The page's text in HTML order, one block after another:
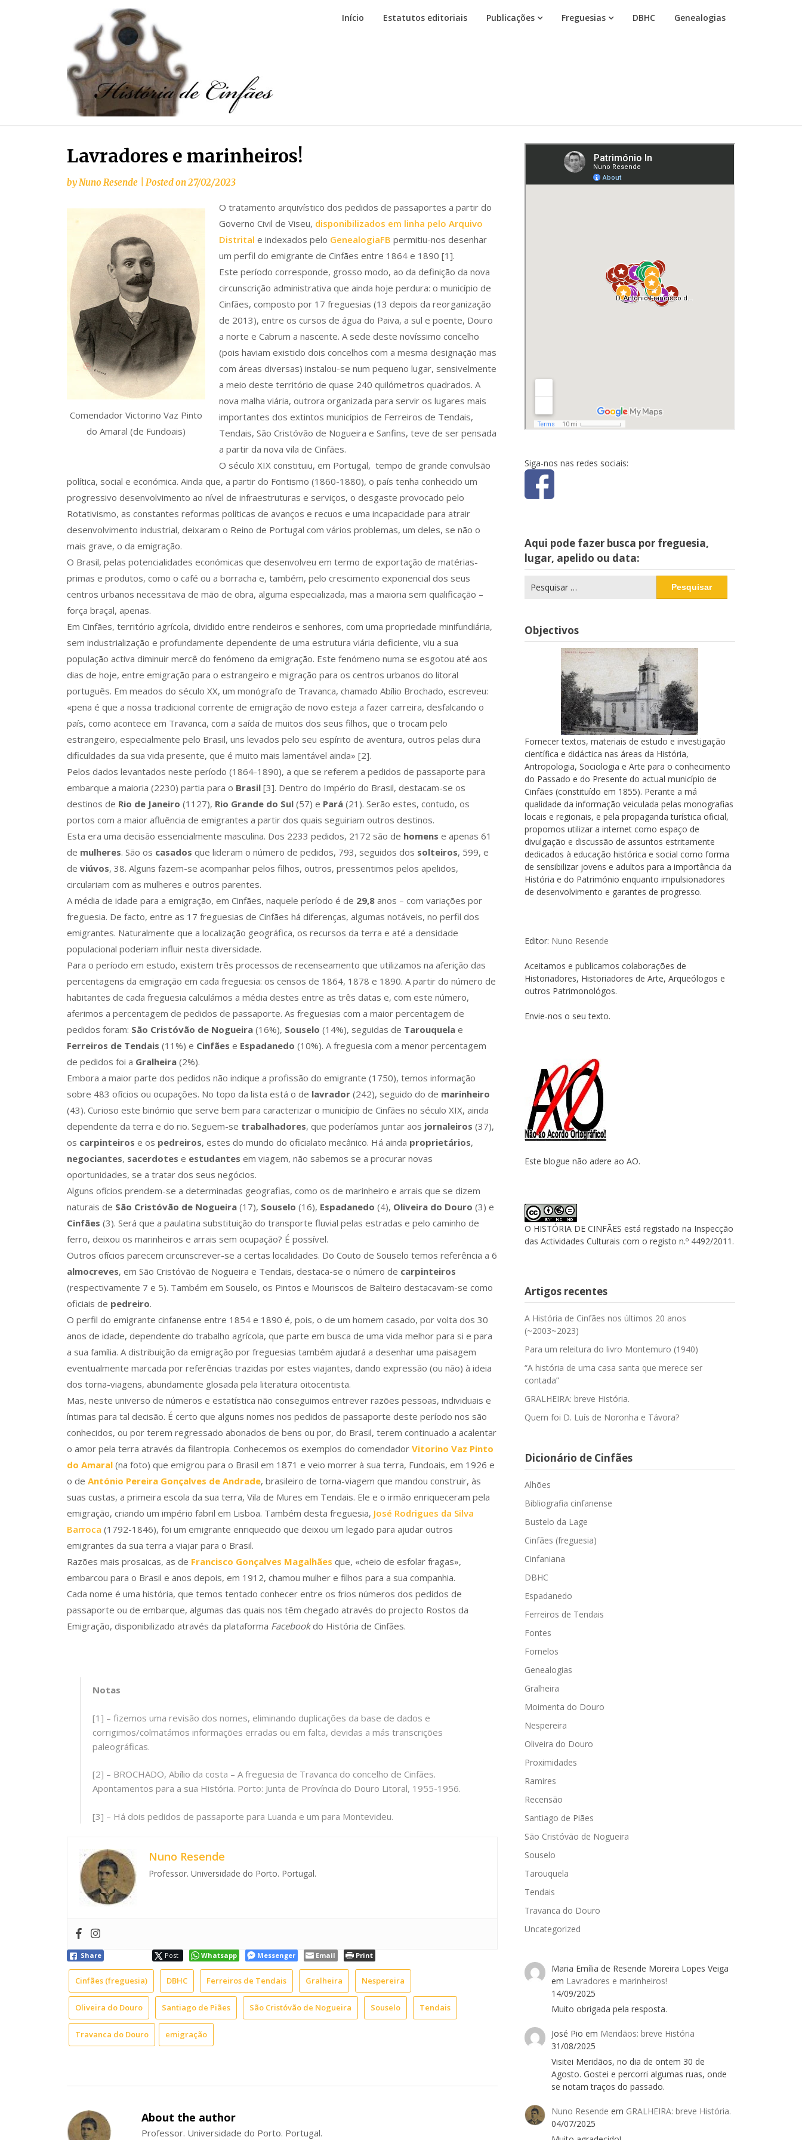
Início Estatutos editoriais Publicações Freguesias DBHC Genealogias
Lavradores e marinheiros!
byNuno Resende Posted on27/02/2023
Comendador Victorino Vaz Pinto
do Amaral (de Fundoais)
O tratamento arquivístico dos pedidos de passaportes a partir do
Governo Civil de Viseu, disponibilizados em linha pelo Arquivo
Distrital e indexados pelo GenealogiaFB permitiu-nos desenhar
um perfil do emigrante de Cinfães entre 1864 e 1890 [1].
Este período corresponde, grosso modo, ao da definição da nova
circunscrição administrativa que ainda hoje perdura: o município de
Cinfães, composto por 17 freguesias (13 depois da reorganização
de 2013), entre os cursos de água do Paiva, a sul e poente, Douro
a norte e Cabrum a nascente. A sede deste novíssimo concelho
(pois haviam existido dois concelhos com a mesma designação mas
com áreas diversas) instalou-se num pequeno lugar, sensivelmente
a meio deste território de quase 240 quilómetros quadrados. A
nova malha viária, outrora organizada para servir os lugares mais
importantes dos extintos municípios de Ferreiros de Tendais,
Tendais, São Cristóvão de Nogueira e Sanfins, teve de ser pensada
a partir da nova vila de Cinfães.
O século XIX constituiu, em Portugal, tempo de grande convulsão
política, social e económica. Ainda que, a partir do Fontismo (1860-1880), o país tenha conhecido um
progressivo desenvolvimento ao nível de infraestruturas e serviços, o desgaste provocado pelo
Rotativismo, as constantes reformas políticas de avanços e recuos e uma incapacidade para atrair
desenvolvimento industrial, deixaram o Reino de Portugal com vários problemas, um deles, se não o
mais grave, o da emigração.
O Brasil, pelas potencialidades económicas que desenvolveu em termo de exportação de matérias-
primas e produtos, como o café ou a borracha e, também, pelo crescimento exponencial dos seus
centros urbanos necessitava de mão de obra, alguma especializada, mas a maioria sem qualificação –
força braçal, apenas.
Em Cinfães, território agrícola, dividido entre rendeiros e senhores, com uma propriedade minifundiária,
sem industrialização e profundamente dependente de uma estrutura viária deficiente, viu a sua
população activa diminuir mercê do fenómeno da emigração. Este fenómeno numa se esgotou até aos
dias de hoje, entre emigração para o estrangeiro e migração para os centros urbanos do litoral
português. Em meados do século XX, um monógrafo de Travanca, chamado Abílio Brochado, escreveu:
«pena é que a nossa tradicional corrente de emigração de novo esteja a fazer carreira, desfalcando o
país, como acontece em Travanca, com a saída de muitos dos seus filhos, que o trocam pelo
estrangeiro, especialmente pelo Brasil, uns levados pelo seu espírito de aventura, outros pelas dura
dificuldades da sua vida presente, que é muito mais lamentável ainda» [2].
Pelos dados levantados neste período (1864-1890), a que se referem a pedidos de passaporte para
embarque a maioria (2230) partia para o Brasil [3]. Dentro do Império do Brasil, destacam-se os
destinos de Rio de Janeiro (1127), Rio Grande do Sul (57) e Pará (21). Serão estes, contudo, os
portos com a maior afluência de emigrantes a partir dos quais seguiriam outros destinos.
Esta era uma decisão essencialmente masculina. Dos 2233 pedidos, 2172 são de homens e apenas 61
de mulheres. São os casados que lideram o número de pedidos, 793, seguidos dos solteiros, 599, e
de viúvos, 38. Alguns fazem-se acompanhar pelos filhos, outros, pressentimos pelos apelidos,
circulariam com as mulheres e outros parentes.
A média de idade para a emigração, em Cinfães, naquele período é de 29,8 anos – com variações por
freguesia. De facto, entre as 17 freguesias de Cinfães há diferenças, algumas notáveis, no perfil dos
emigrantes. Naturalmente que a localização geográfica, os recursos da terra e até a densidade
populacional poderiam influir nesta diversidade.
Para o período em estudo, existem três processos de recenseamento que utilizamos na aferição das
percentagens da emigração em cada freguesia: os censos de 1864, 1878 e 1890. A partir do número de
habitantes de cada freguesia calculámos a média destes entre as três datas e, com este número,
aferimos a percentagem de pedidos de passaporte. As freguesias com a maior percentagem de
pedidos foram: São Cristóvão de Nogueira (16%), Souselo (14%), seguidas de Tarouquela e
Ferreiros de Tendais (11%) e Cinfães e Espadanedo (10%). A freguesia com a menor percentagem
de pedidos foi a Gralheira (2%).
Embora a maior parte dos pedidos não indique a profissão do emigrante (1750), temos informação
sobre 483 ofícios ou ocupações. No topo da lista está o de lavrador (242), seguido do de marinheiro
(43). Curioso este binómio que serve bem para caracterizar o município de Cinfães no século XIX, ainda
dependente da terra e do rio. Seguem-se trabalhadores, que poderíamos juntar aos jornaleiros (37),
os carpinteiros e os pedreiros, estes do mundo do oficialato mecânico. Há ainda proprietários,
negociantes, sacerdotes e estudantes em viagem, não sabemos se a procurar novas
oportunidades, se a tratar dos seus negócios.
Alguns ofícios prendem-se a determinadas geografias, como os de marinheiro e arrais que se dizem
naturais de São Cristóvão de Nogueira (17), Souselo (16), Espadanedo (4), Oliveira do Douro (3) e
Cinfães (3). Será que a paulatina substituição do transporte fluvial pelas estradas e pelo caminho de
ferro, deixou os marinheiros e arrais sem ocupação? É possível.
Outros ofícios parecem circunscrever-se a certas localidades. Do Couto de Souselo temos referência a 6
almocreves, em São Cristóvão de Nogueira e Tendais, destaca-se o número de carpinteiros
(respectivamente 7 e 5). Também em Souselo, os Pintos e Mouriscos de Balteiro destacavam-se como
oficiais de pedreiro.
O perfil do emigrante cinfanense entre 1854 e 1890 é, pois, o de um homem casado, por volta dos 30
anos de idade, dependente do trabalho agrícola, que parte em busca de uma vida melhor para si e para
a sua família. A distribuição da emigração por freguesias também ajudará a desenhar uma paisagem
eventualmente marcada por referências trazidas por estes viajantes, dando expressão (ou não) à ideia
dos torna-viagens, abundamente glosada pela literatura oitocentista.
Mas, neste universo de números e estatística não conseguimos entrever razões pessoas, individuais e
íntimas para tal decisão. É certo que alguns nomes nos pedidos de passaporte deste período nos são
conhecidos, ou por terem regressado abonados de bens ou por, do Brasil, terem continuado a acalentar
o amor pela terra através da filantropia. Conhecemos os exemplos do comendador Vitorino Vaz Pinto
do Amaral (na foto) que emigrou para o Brasil em 1871 e veio morrer à sua terra, Fundoais, em 1926 e
o de António Pereira Gonçalves de Andrade, brasileiro de torna-viagem que mandou construir, às
suas custas, a primeira escola da sua terra, Vila de Mures em Tendais. Ele e o irmão enriqueceram pela
emigração, criando um império fabril em Lisboa. Também desta freguesia, José Rodrigues da Silva
Barroca (1792-1846), foi um emigrante enriquecido que deixou um legado para ajudar outros
emigrantes da sua terra a viajar para o Brasil.
Razões mais prosaicas, as de Francisco Gonçalves Magalhães que, «cheio de esfolar fragas»,
embarcou para o Brasil e anos depois, em 1912, chamou mulher e filhos para a sua companhia.
Cada nome é uma história, que temos tentado conhecer entre os frios números dos pedidos de
passaporte ou de embarque, algumas das quais nos têm chegado através do projecto Rostos da
Emigração, disponibilizado através da plataforma Facebookdo História de Cinfães.
Notas
[1] – fizemos uma revisão dos nomes, eliminando duplicações da base de dados e
corrigimos/colmatámos informações erradas ou em falta, devidas a más transcrições
paleográficas.
[2] – BROCHADO, Abílio da costa – A freguesia de Travanca do concelho de Cinfães.
Apontamentos para a sua História. Porto: Junta de Província do Douro Litoral, 1955-1956.
[3] – Há dois pedidos de passaporte para Luanda e um para Montevideu.
Nuno Resende
Professor. Universidade do Porto. Portugal.
Share Post Whatsapp Messenger Email Print
Cinfães (freguesia) DBHC Ferreiros de Tendais Gralheira Nespereira
Oliveira do Douro Santiago de Piães São Cristóvão de Nogueira Souselo Tendais
Travanca do Douro emigração
About the author
Professor. Universidade do Porto. Portugal.
Siga-nos nas redes sociais:
Aqui pode fazer busca por freguesia,
lugar, apelido ou data:
por:
Objectivos
Fornecer textos, materiais de estudo e investigação
científica e didáctica nas áreas da História,
Antropologia, Sociologia e Arte para o conhecimento
do Passado e do Presente do actual município de
Cinfães (constituído em 1855). Perante a má
qualidade da informação veiculada pelas monografias
locais e regionais, e pela propaganda turística oficial,
propomos utilizar a internet como espaço de
divulgação e discussão de assuntos estritamente
dedicados à educação histórica e social como forma
de sensibilizar jovens e adultos para a importância da
História e do Património enquanto impulsionadores
de desenvolvimento e garantes de progresso.
Editor: Nuno Resende
Aceitamos e publicamos colaborações de
Historiadores, Historiadores de Arte, Arqueólogos e
outros Patrimonológos.
Envie-nos o seu texto.
Este blogue não adere ao AO.
O HISTÓRIA DE CINFÃES está registado na Inspecção
das Actividades Culturais com o registo n.º 4492/2011.
Artigos recentes
A História de Cinfães nos últimos 20 anos
(~2003~2023)
Para um releitura do livro Montemuro (1940)
“A história de uma casa santa que merece ser
contada”
GRALHEIRA: breve História.
Quem foi D. Luís de Noronha e Távora?
Dicionário de Cinfães
Alhões
Bibliografia cinfanense
Bustelo da Lage
Cinfães (freguesia)
Cinfaniana
DBHC
Espadanedo
Ferreiros de Tendais
Fontes
Fornelos
Genealogias
Gralheira
Moimenta do Douro
Nespereira
Oliveira do Douro
Proximidades
Ramires
Recensão
Santiago de Piães
São Cristóvão de Nogueira
Souselo
Tarouquela
Tendais
Travanca do Douro
Uncategorized
Maria Emília de Resende Moreira Lopes Veiga
em Lavradores e marinheiros!
14/09/2025
Muito obrigada pela resposta.
José Pio em Meridãos: breve História
31/08/2025
Visitei Meridãos, no dia de ontem 30 de
Agosto. Gostei e percorri algumas ruas, onde
se notam traços do passado.
Nuno Resende em GRALHEIRA: breve História.
04/07/2025